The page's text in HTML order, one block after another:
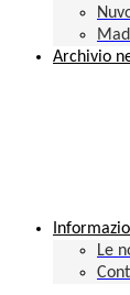
Archivio
Le